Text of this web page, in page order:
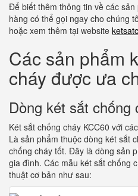
Để biết thêm thông tin về các
hàng có thể gọi ngay cho chúng
hoặc xem thêm tại website
Các sản phẩm
cháy được ưa
Dòng két sắt chống
Két sắt chống cháy KCC60 với
Là sản phẩm thuộc dòng két sắt
chống cháy tốt. Đây là dòng sản
gia đình. Các mẫu két sắt chống
thuật cơ bản như sau: